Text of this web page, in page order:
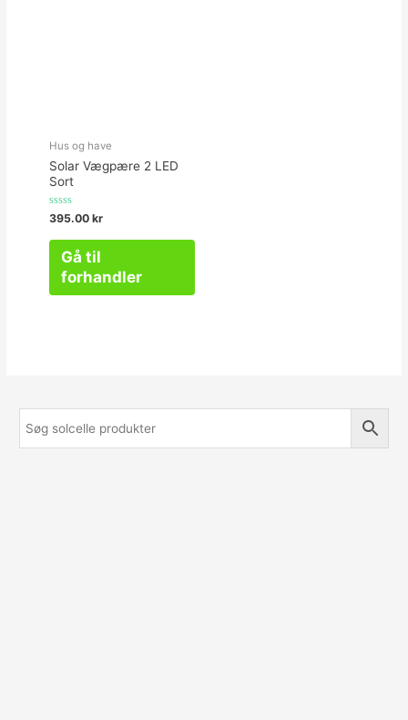
Hus og have
Solar Vægpære 2 LED
Sort
Vurderet
0
af
395.00 kr
Gå til
forhandler